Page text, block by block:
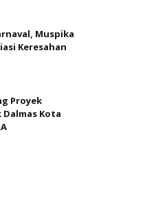
Muspika
Keresahan
Proyek
Kota